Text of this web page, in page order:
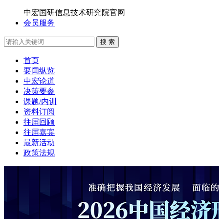
中宏国研信息技术研究院官网
会员服务
搜 索
首页
要闻纵览
中宏论道
决策要参
课题/内训
资料订阅
往届回顾
往届嘉宾
最新活动
政策法规